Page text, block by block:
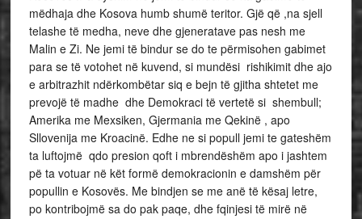
mëdhaja dhe Kosova humb shumë teritor. Gjë që ,na sjell
telashe të medha, neve dhe gjeneratave pas nesh me
Malin e Zi. Ne jemi të bindur se do te përmisohen gabimet
para se të votohet në kuvend, si mundësi rishikimit dhe ajo
e arbitrazhit ndërkombëtar siq e bejn të gjitha shtetet me
prevojë të madhe dhe Demokraci të vertetë si shembull;
Amerika me Mexsiken, Gjermania me Qekinë , apo
Sllovenija me Kroacinë. Edhe ne si popull jemi te gateshëm
ta luftojmë qdo presion qoft i mbrendëshëm apo i jashtem
pë ta votuar në kët formë demokracionin e damshëm për
popullin e Kosovës. Me bindjen se me anë të kësaj letre,
po kontribojmë sa do pak paqe, dhe fqinjesi të mirë në